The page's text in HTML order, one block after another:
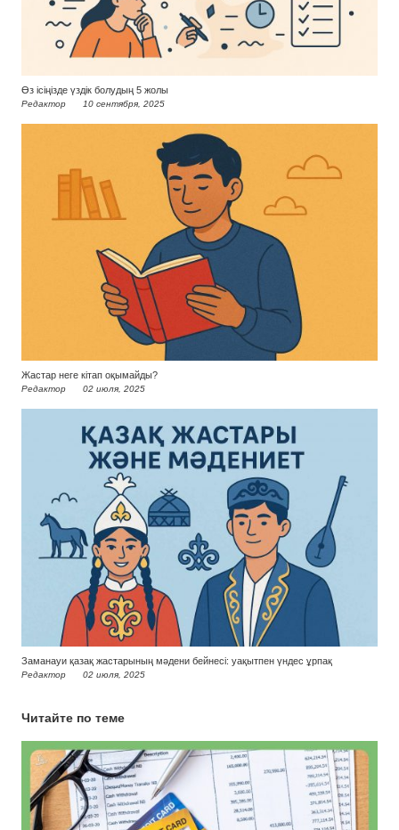
Өз ісіңізде үздік болудың 5 жолы
Редактор 10 сентября, 2025
Жастар неге кітап оқымайды?
Редактор 02 июля, 2025
Заманауи қазақ жастарының мәдени бейнесі: уақытпен үндес ұрпақ
Редактор 02 июля, 2025
Читайте по теме